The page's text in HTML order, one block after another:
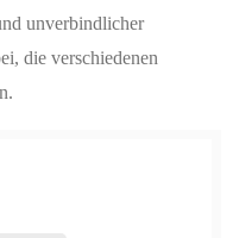
unverbindlicher
die verschiedenen